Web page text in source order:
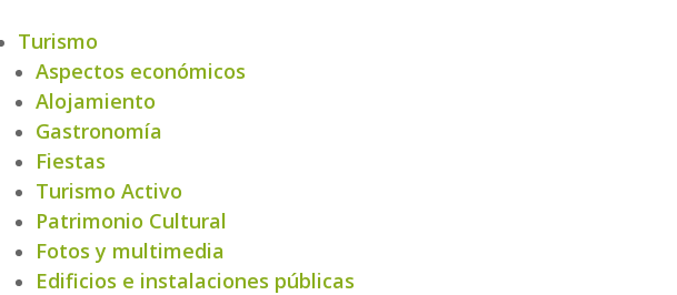
Turismo
Aspectos económicos
Alojamiento
Gastronomía
Fiestas
Turismo Activo
Patrimonio Cultural
Fotos y multimedia
Edificios e instalaciones públicas